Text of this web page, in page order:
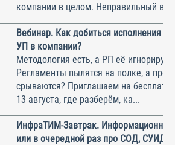
компании в целом. Неправильный
Вебинар. Как добиться исполнения
УП в компании?
Методология есть, а РП её
Регламенты пылятся на полке, а
срываются? Приглашаем на
13 августа, где разберём, ка...
ИнфраТИМ-Завтрак.
или в очередной раз про СОД, СУИД и